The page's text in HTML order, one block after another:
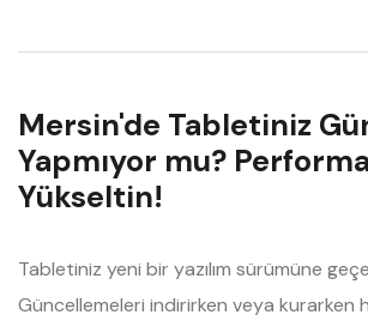
Mersin'de Tabletiniz
Yapmıyor mu?
Yükseltin!
Tabletiniz yeni bir yazılım sürümüne
Güncellemeleri indirirken veya kurarken